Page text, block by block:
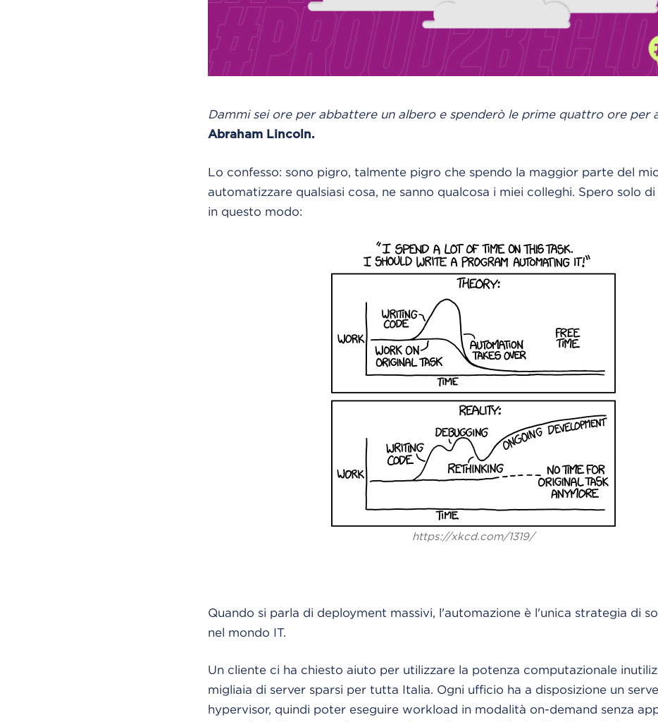
Dammi sei ore per abbattere un albero e spenderò le prime quattro ore per
Abraham Lincoln.
Lo confesso: sono pigro, talmente pigro che spendo la maggior parte del
automatizzare qualsiasi cosa, ne sanno qualcosa i miei colleghi. Spero solo
in questo modo:
https://xkcd.com/1319/
Quando si parla di deployment massivi, l'automazione è l'unica strategia di
nel mondo IT.
Un cliente ci ha chiesto aiuto per utilizzare la potenza computazionale
migliaia di server sparsi per tutta Italia. Ogni ufficio ha a disposizione un
hypervisor, quindi poter eseguire workload in modalità on-demand senza